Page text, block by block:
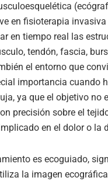
en fisioterapia
en tiempo real las
tendón, fascia,
el entorno que
importancia cuando
ya que el objetivo no
precisión sobre el
en el dolor o la
es ecoguiado,
la imagen ecográfica